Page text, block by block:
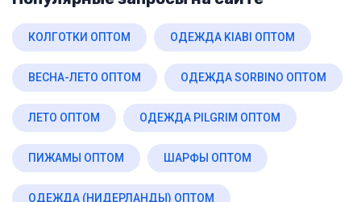
КОЛГОТКИ ОПТОМ ОДЕЖДА KIABI ОПТОМ
ВЕСНА-ЛЕТО ОПТОМ ОДЕЖДА SORBINO ОПТОМ
ЛЕТО ОПТОМ ОДЕЖДА PILGRIM ОПТОМ
ПИЖАМЫ ОПТОМ ШАРФЫ ОПТОМ
ОДЕЖДА (НИДЕРЛАНДЫ) ОПТОМ